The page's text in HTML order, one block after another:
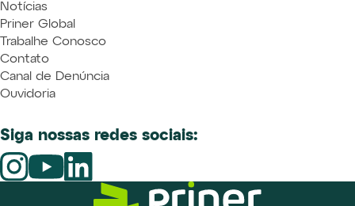
Notícias
Priner Global
Trabalhe Conosco
Contato
Canal de Denúncia
Ouvidoria
Siga nossas redes sociais: